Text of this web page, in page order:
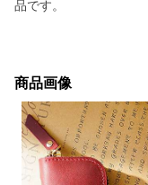
品です。
商品画像